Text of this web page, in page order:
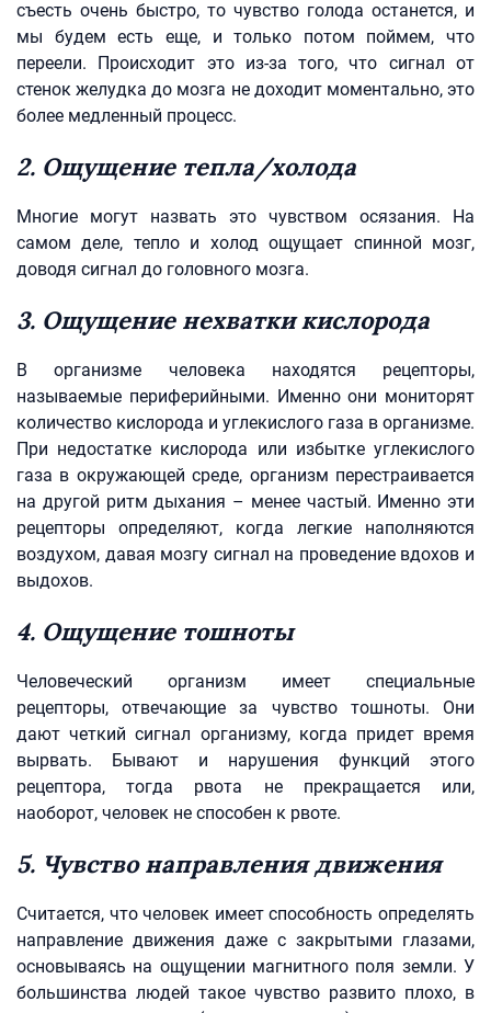
съесть очень быстро, то чувство голода останется, и
мы будем есть еще, и только потом поймем, что
переели. Происходит это из-за того, что сигнал от
стенок желудка до мозга не доходит моментально, это
более медленный процесс.
2. Ощущение тепла/холода
Многие могут назвать это чувством осязания. На
самом деле, тепло и холод ощущает спинной мозг,
доводя сигнал до головного мозга.
3. Ощущение нехватки кислорода
В организме человека находятся рецепторы,
называемые периферийными. Именно они мониторят
количество кислорода и углекислого газа в организме.
При недостатке кислорода или избытке углекислого
газа в окружающей среде, организм перестраивается
на другой ритм дыхания – менее частый. Именно эти
рецепторы определяют, когда легкие наполняются
воздухом, давая мозгу сигнал на проведение вдохов и
выдохов.
4. Ощущение тошноты
Человеческий организм имеет специальные
рецепторы, отвечающие за чувство тошноты. Они
дают четкий сигнал организму, когда придет время
вырвать. Бывают и нарушения функций этого
рецептора, тогда рвота не прекращается или,
наоборот, человек не способен к рвоте.
5. Чувство направления движения
Считается, что человек имеет способность определять
направление движения даже с закрытыми глазами,
основываясь на ощущении магнитного поля земли. У
большинства людей такое чувство развито плохо, в